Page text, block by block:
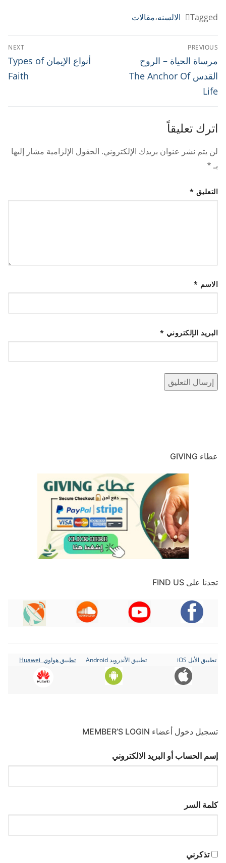
Tagged
الالسنه،مقالات
تصفّح
المقالات
PREVIOUS
Previous
post:
مرساة الحياة – الروح
القدس The Anchor Of
Life
NEXT
Next
أنواع الإيمان Types of
Faith
اترك تعليقاً
لن يتم نشر عنوان بريدك الإلكتروني. الحقول الإلزامية مشار إليها
بـ*
التعليق *
الاسم *
البريد الإلكتروني *
عطاء GIVING
تجدنا على FIND US
تطبيق الأبل iOS تطبيق الأندرويد Android تطبيق هواوي Huawei
تسجيل دخول أعضاء MEMBER’S LOGIN
إسم الحساب أو البريد الالكتروني
كلمة السر
تذكرني